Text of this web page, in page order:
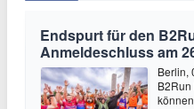
Endspurt für den
Anmeldeschluss am
Berlin,